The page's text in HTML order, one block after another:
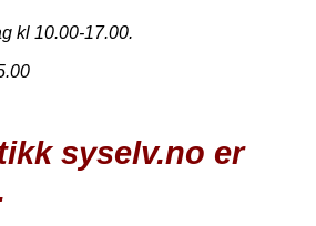
kl 10.00-17.00.
syselv.no er